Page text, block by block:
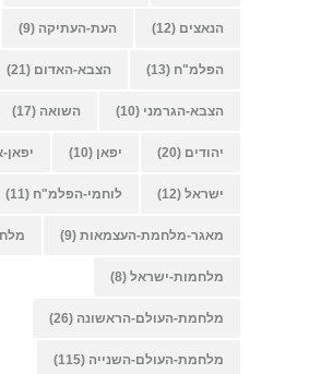
הנאצים (12) העת-העתיקה (9)
הפלמ"ח (13) הצבא-האדום (21)
הצבא-הגרמני (10) השואה (17)
יהודים (20) יפאן (10)
ישראל (12) לוחמי-הפלמ"ח (11)
מאגר-מלחמת-העצמאות (9)
מלחמות-ישראל (8)
מלחמת-העולם-הראשונה (26)
מלחמת-העולם-השנייה (115)